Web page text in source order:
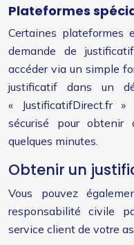
Plateformes
Certaines plateformes
demande de
accéder via un simple
justificatif dans un
« JustificatifDirect.fr
sécurisé pour obtenir
quelques minutes.
Obtenir un
Vous pouvez
responsabilité civile
service client de votre